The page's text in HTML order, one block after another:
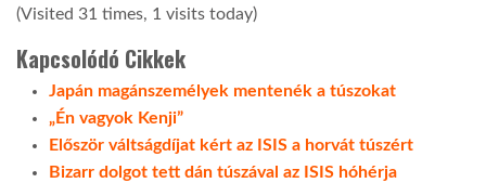
(Visited 31 times, 1 visits today)
Kapcsolódó Cikkek
Japán magánszemélyek mentenék a túszokat
„Én vagyok Kenji”
Először váltságdíjat kért az ISIS a horvát túszért
Bizarr dolgot tett dán túszával az ISIS hóhérja